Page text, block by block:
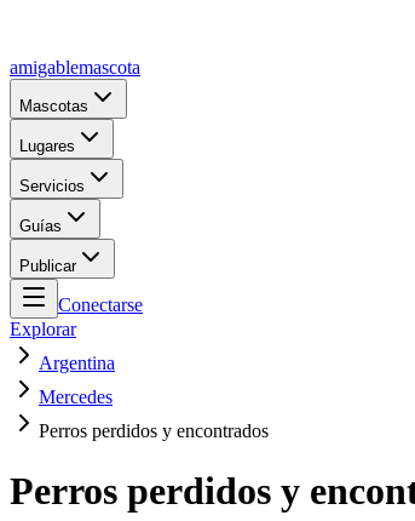
amigablemascota
Mascotas
Lugares
Servicios
Guías
Publicar
Conectarse
Explorar
Argentina
Mercedes
Perros perdidos y encontrados
Perros perdidos y